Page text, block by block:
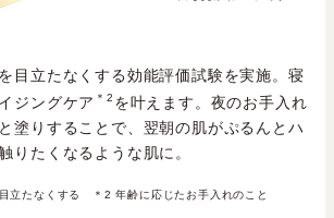
目立たなくする効能評価試験を実施。寝
ジングケア ＊2 を叶えます。夜のお手入れ
塗りすることで、翌朝の肌がぷるんとハ
りたくなるような肌に。
立たなくする ＊2 年齢に応じたお手入れのこと